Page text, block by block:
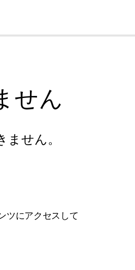
せん
せん。
ツにアクセスして